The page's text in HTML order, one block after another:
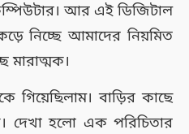
আর এই ডিজিটাল
নিচ্ছে আমাদের নিয়মিত
মারাত্মক।
গিয়েছিলাম। বাড়ির কাছে
দেখা হলো এক পরিচিতার